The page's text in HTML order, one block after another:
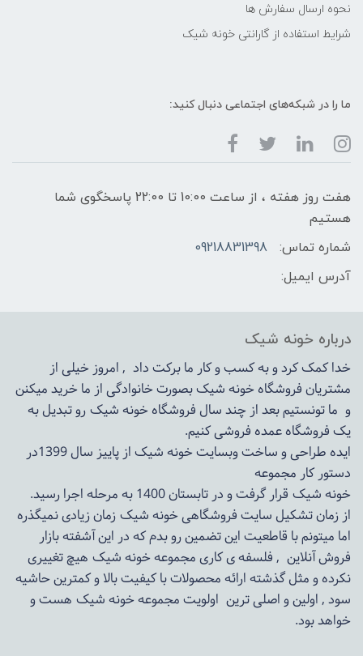
نحوه ارسال سفارش ها
شرایط استفاده از گارانتی خونه شیک
ما را در شبکه‌های اجتماعی دنبال کنید:
هفت روز هفته ، از ساعت 10:00 تا 22:00 پاسخگوی شما
هستیم
شماره تماس:
09218831398
آدرس ایمیل:
درباره خونه شیک
خدا کمک کرد و به کسب و کار ما برکت داد , امروز خیلی از
مشتریان فروشگاه خونه شیک بصورت خانوادگی از ما خرید میکنن
و ما تونستیم بعد از چند سال فروشگاهخونه شیکرو تبدیل به
یک فروشگاه عمده فروشی کنیم.
ایده طراحی و ساخت وبسایت خونه شیک از پاییز سال 1399در
دستور کار مجموعه
خونه شیک قرار گرفت و در تابستان 1400 به مرحله اجرا رسید.
از زمان تشکیل سایت فروشگاهیخونه شیکزمان زیادی نمیگذره
اما میتونم با قاطعیت این تضمین رو بدم که در این آشفته بازار
فروش آنلاین , فلسفه ی کاری مجموعهخونه شیک هیچ تغییری
نکرده و مثل گذشته ارائه محصولات با کیفیت بالا و کمترین حاشیه
سود , اولین و اصلی ترین اولویت مجموعهخونه شیک هست و
خواهد بود.